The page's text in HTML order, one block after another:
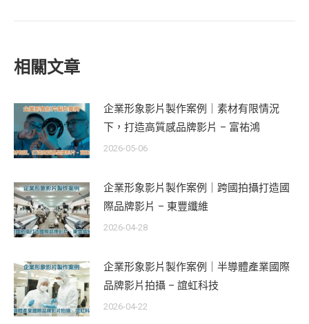
相關文章
企業形象影片製作案例｜素材有限情況
下，打造高質感品牌影片 – 富祐鴻
2026-05-06
企業形象影片製作案例｜跨國拍攝打造國
際品牌影片 – 東豐纖維
2026-04-28
企業形象影片製作案例｜半導體產業國際
品牌影片拍攝 – 誼虹科技
2026-04-22